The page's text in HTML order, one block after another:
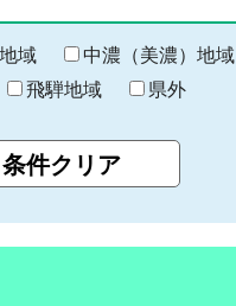
域 中濃（美濃）地域
飛騨地域 県外